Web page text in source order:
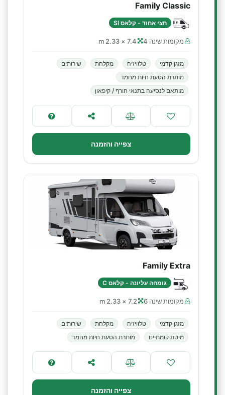
Family Classic
חצי אחוד - קלאס SI
מקומות שינה 4 7.4 × 2.33 m
מזגן קדמי טלוויזיה מקלחת
שירותים
מותרת הסעת חיות מחמד
מותאם לנסיעה בתנאי חורף / קיפאון
צפייה והזמנה
Family Extra
גומחה עליונה - קלאס C
מקומות שינה 6 7.2 × 2.33 m
מזגן קדמי טלוויזיה מקלחת
שירותים
מיטת קומתיים
מותרת הסעת חיות מחמד
צפייה והזמנה